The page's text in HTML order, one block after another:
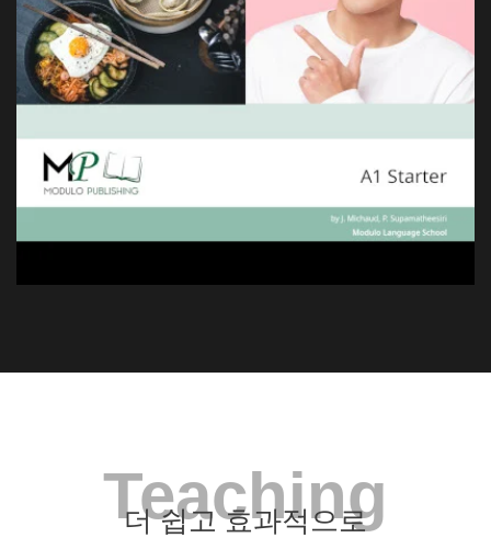
Teaching
더 쉽고 효과적으로